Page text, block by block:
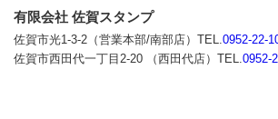
有限会社 佐賀スタンプ
佐賀市光1-3-2（営業本部/南部店）TEL.0952-22-
佐賀市西田代一丁目2-20 （西田代店）TEL.0952-